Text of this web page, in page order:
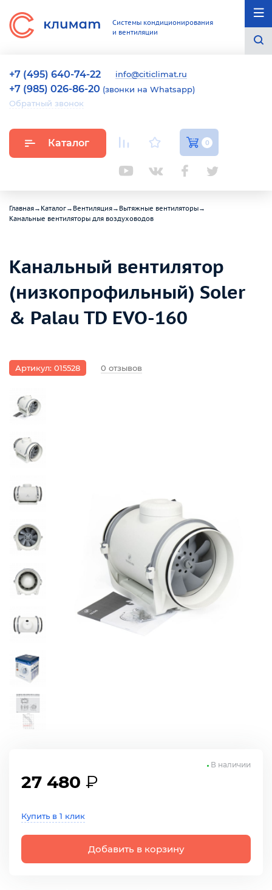
Системы кондиционирования
и вентиляции
+7 (495) 640-74-22 info@citiclimat.ru
+7 (985) 026-86-20 (звонки на Whatsapp)
Обратный звонок
Каталог 0
Главная→ Каталог→ Вентиляция→ Вытяжные вентиляторы→
Канальные вентиляторы для воздуховодов
Канальный вентилятор
(низкопрофильный) Soler
& Palau TD EVO-160
Артикул: 015528 0 отзывов
27 480 ₽
Купить в 1 клик
Добавить в корзину
В наличии